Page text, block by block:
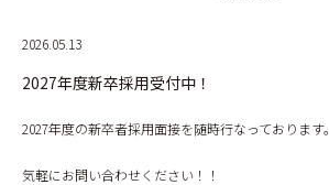
MENU
SHOP & STAFF
2026.05.13
2027年度新卒採用受付中！
2027年度の新卒者採用面接を随時行なっております。
気軽にお問い合わせください！！